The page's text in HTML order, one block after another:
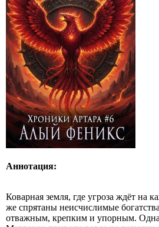
Аннотация:
Коварная земля, где угроза ждёт на
же спрятаны неисчислимые
отважным, крепким и упорным.